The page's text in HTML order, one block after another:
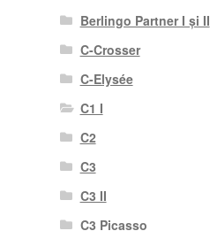
Berlingo Partner I și II
C-Crosser
C-Elysée
C1 I
C2
C3
C3 II
C3 Picasso